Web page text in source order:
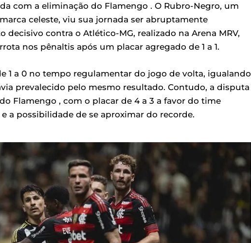
com a eliminação do Flamengo . O Rubro-Negro, um
celeste, viu sua jornada ser abruptamente
decisivo contra o Atlético-MG, realizado na Arena MRV,
nos pênaltis após um placar agregado de 1 a 1.
1 a 0 no tempo regulamentar do jogo de volta, igualando
prevalecido pelo mesmo resultado. Contudo, a disputa
Flamengo , com o placar de 4 a 3 a favor do time
a possibilidade de se aproximar do recorde.